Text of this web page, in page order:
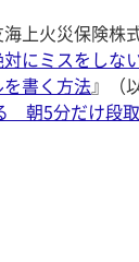
上火災保険株
にミスをしな
を書く方法』（
朝5分だけ段